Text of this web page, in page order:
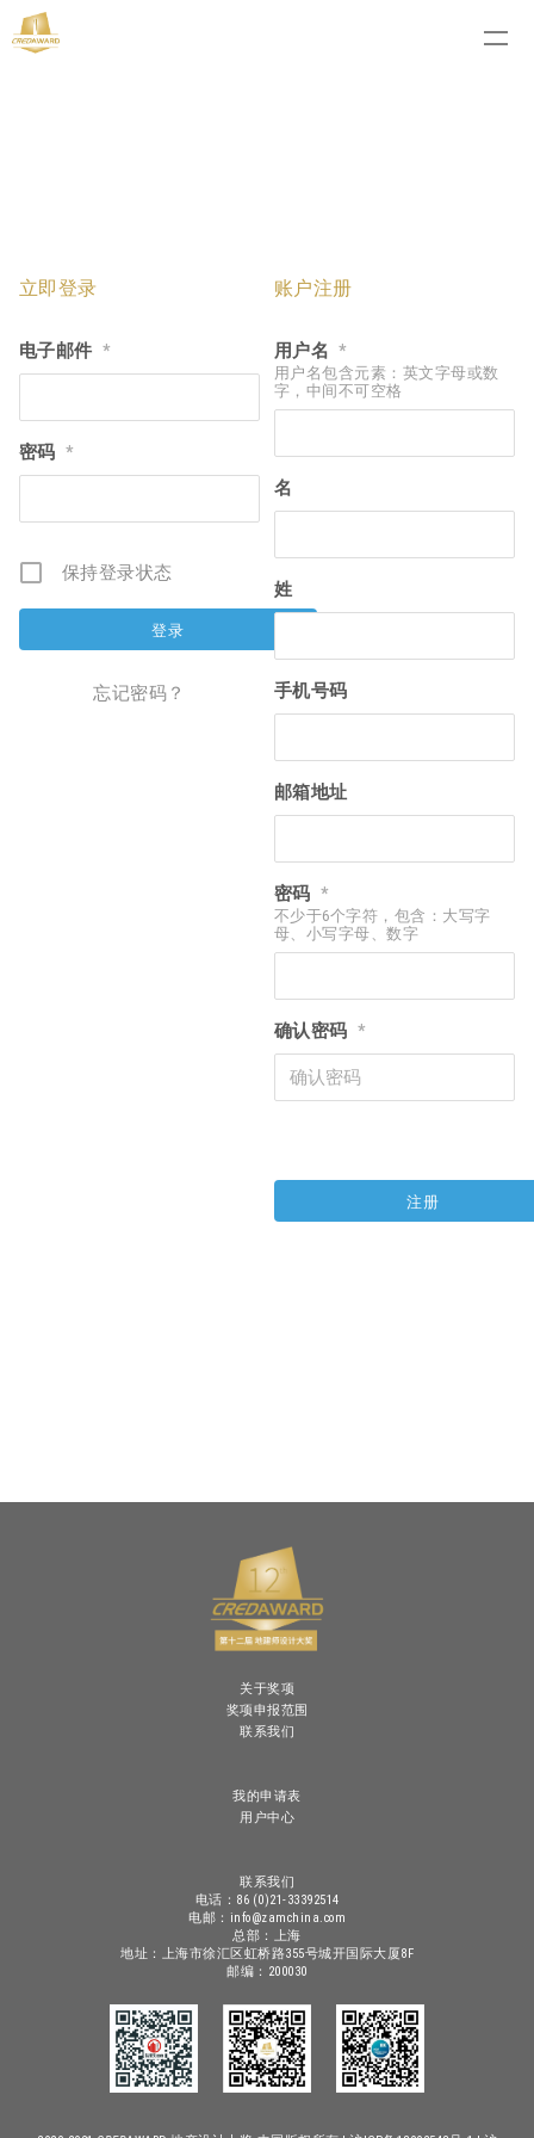
立即登录
电子邮件 *
密码 *
保持登录状态
忘记密码？
账户注册
用户名 *
用户名包含元素：英文字母或数
字，中间不可空格
名
姓
手机号码
邮箱地址
密码 *
不少于6个字符，包含：大写字
母、小写字母、数字
确认密码 *
关于奖项
奖项申报范围
联系我们
我的申请表
用户中心
联系我们
电话：86 (0)21-33392514
电邮：info@zamchina.com
总部：上海
地址：上海市徐汇区虹桥路355号城开国际大厦8F
邮编：200030